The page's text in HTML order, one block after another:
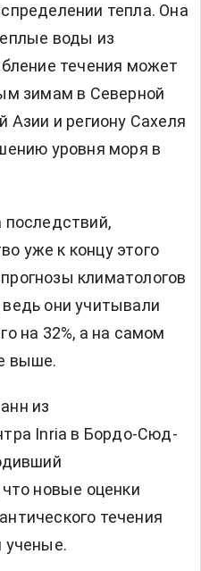
тепла. Она
воды из
течения может
зимам в Северной
Азии и региону Сахеля
уровня моря в
последствий,
уже к концу этого
климатологов
они учитывали
на 32%, а на самом
выше.
из
Inria в Бордо-Сюд-
новые оценки
течения
ученые.